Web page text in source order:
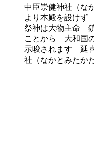
中臣崇健神社（な
より本殿を設け
祭神は大物主命
ことから 大和国
示唆されます 延
社（なかとみたか